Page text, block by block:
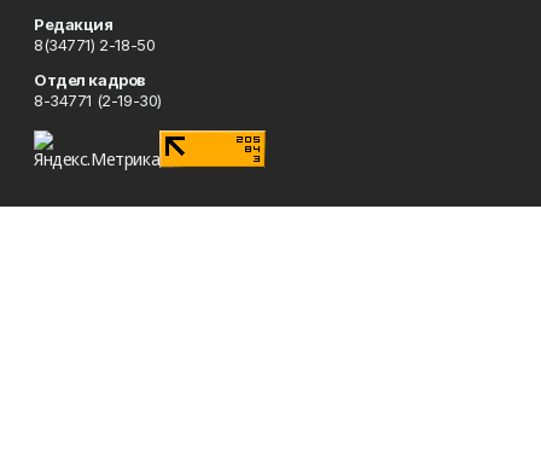
Редакция
8(34771) 2-18-50
Отдел кадров
8-34771 (2-19-30)